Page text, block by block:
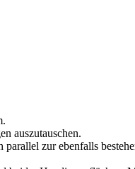
auszutauschen.
zur ebenfalls